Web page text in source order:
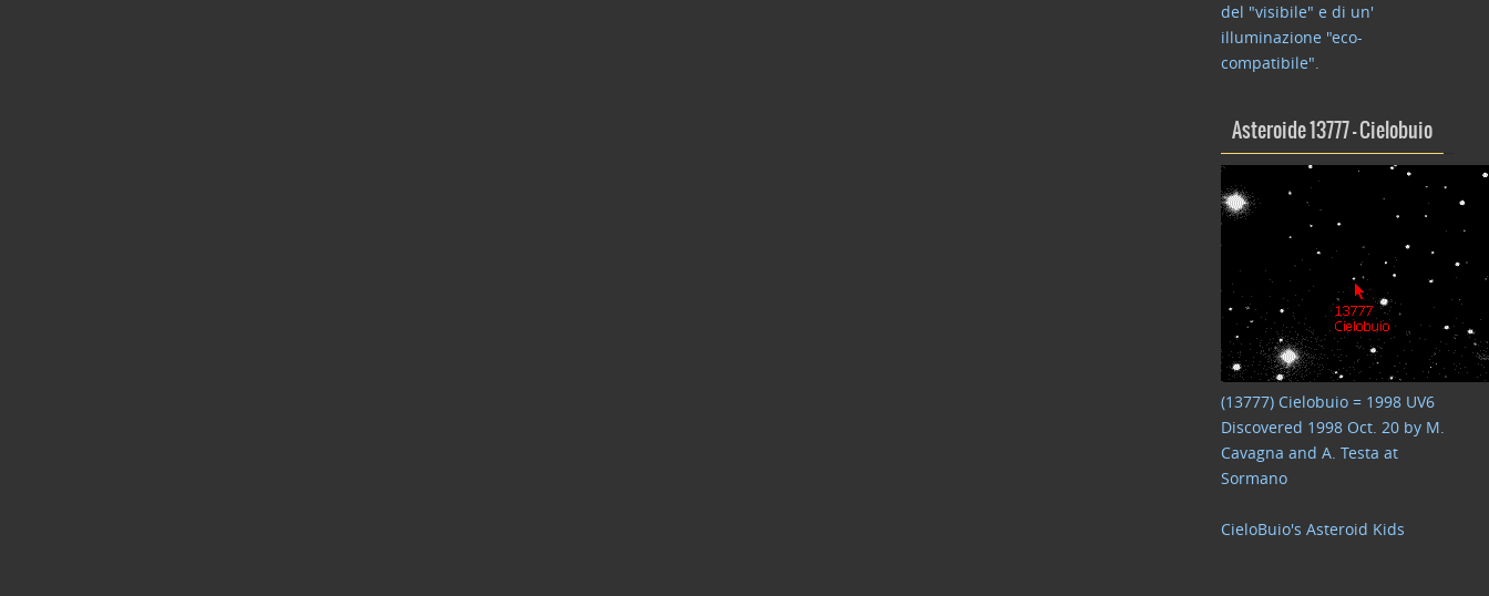
del "visibile" e di un'
illuminazione "eco-
compatibile".
Asteroide 13777 – Cielobuio
(13777) Cielobuio = 1998 UV6
Discovered 1998 Oct. 20 by M.
Cavagna and A. Testa at
Sormano
CieloBuio's Asteroid Kids